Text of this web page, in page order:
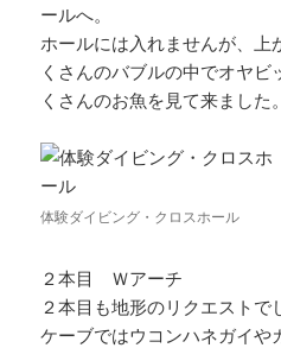
ールへ。
ホールには入れませんが、上
くさんのバブルの中でオヤ
くさんのお魚を見て来ました。
体験ダイビング・クロスホール
２本目 Ｗアーチ
２本目も地形のリクエストで
ケーブではウコンハネガイや